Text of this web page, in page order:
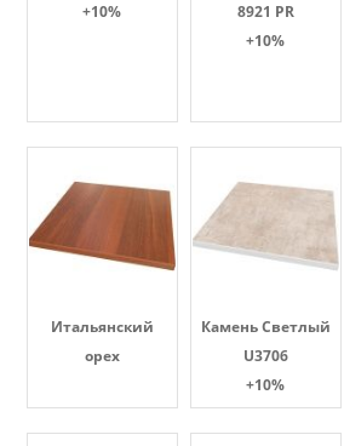
+10%
8921 PR
+10%
Итальянский
орех
Камень Светлый
U3706
+10%